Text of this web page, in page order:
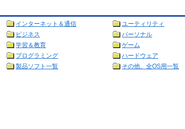
インターネット＆通信
ユーティリティ
ビジネス
パーソナル
学習＆教育
ゲーム
プログラミング
ハードウェア
製品ソフト一覧 その他、全OS用一覧